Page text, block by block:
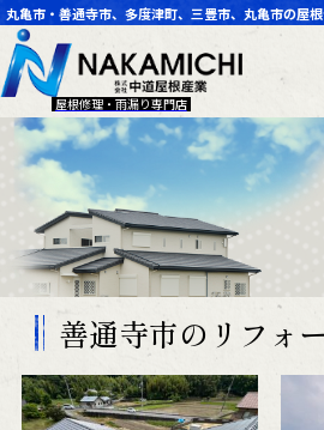
丸亀市・善通寺市、多度津町、三豊市、丸亀市の屋
屋根修理・雨漏り専門店
善通寺市のリフォ